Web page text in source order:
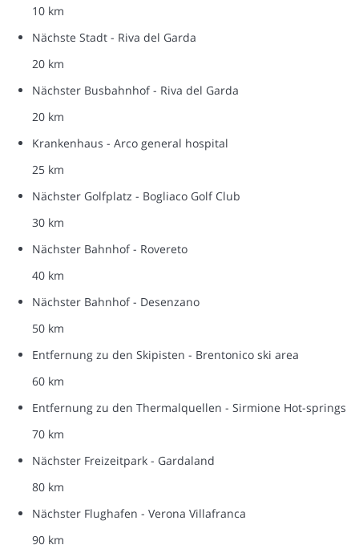
10 km
Nächste Stadt - Riva del Garda
20 km
Nächster Busbahnhof - Riva del Garda
20 km
Krankenhaus - Arco general hospital
25 km
Nächster Golfplatz - Bogliaco Golf Club
30 km
Nächster Bahnhof - Rovereto
40 km
Nächster Bahnhof - Desenzano
50 km
Entfernung zu den Skipisten - Brentonico ski area
60 km
Entfernung zu den Thermalquellen - Sirmione Hot-springs
70 km
Nächster Freizeitpark - Gardaland
80 km
Nächster Flughafen - Verona Villafranca
90 km